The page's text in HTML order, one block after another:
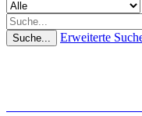
Suche... Erweiterte